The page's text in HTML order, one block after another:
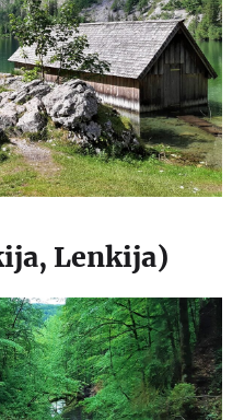
Lenkija)